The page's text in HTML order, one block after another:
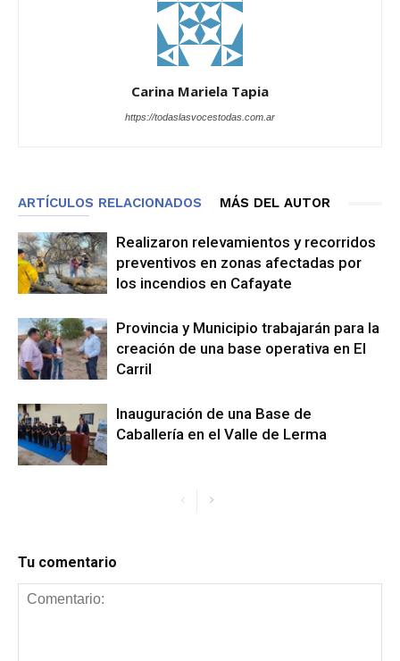
Carina Mariela Tapia
https://todaslasvocestodas.com.ar
ARTÍCULOS RELACIONADOS MÁS DEL AUTOR
Realizaron relevamientos y recorridos
preventivos en zonas afectadas por
los incendios en Cafayate
Provincia y Municipio trabajarán para la
creación de una base operativa en El
Carril
Inauguración de una Base de
Caballería en el Valle de Lerma
Tu comentario